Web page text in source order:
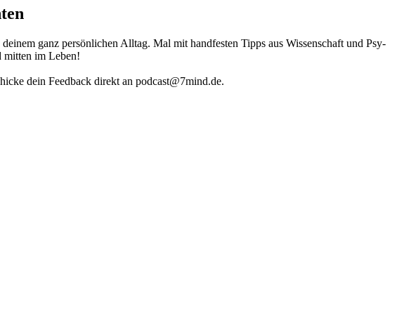
ganz per­sön­li­chen Alltag. Mal mit hand­fes­ten Tipps aus Wis­sen­schaft und Psy­
mitten im Leben!
dein Feed­back direkt an podcast@​7​mind.​de.